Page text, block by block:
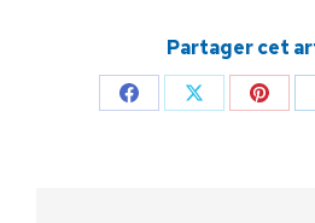
Partager cet
PartagerPartager